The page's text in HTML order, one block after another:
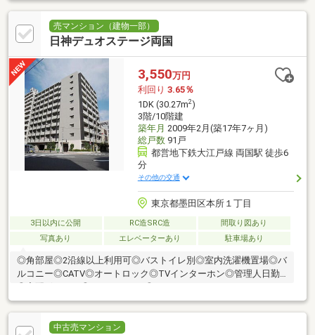
売マンション（建物一部）
日神デュオステージ両国
3,550万円
利回り 3.65％
1DK (30.27m2)
3階/10階建
築年月 2009年2月(築17年7ヶ月)
総戸数91戸
都営地下鉄大江戸線 両国駅 徒歩6
分
その他の交通
東京都墨田区本所１丁目
3日以内に公開 RC造SRC造
間取り図あり
写真あり
エレベーターあり 駐車場あり
◎角部屋◎2沿線以上利用可◎バストイレ別◎室内洗濯機置場◎バ
ルコニー◎CATV◎オートロック◎TVインターホン◎管理人日勤
中古売マンション